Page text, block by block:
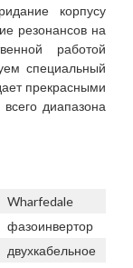
корпусу
резонансов на
работой
специальный
прекрасными
диапазона
Wharfedale
фазоинвертор
двухкабельное